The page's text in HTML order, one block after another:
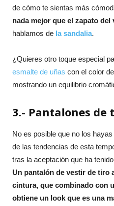
de cómo te sientas más
nada mejor que el zapato del
hablamos de la sandalia.
¿Quieres otro toque especial
esmalte de uñas con el color
mostrando un equilibrio
3.- Pantalones de
No es posible que no los
de las tendencias de esta
tras la aceptación que ha
Un pantalón de vestir de tiro
cintura, que combinado con
obtiene un look que es una